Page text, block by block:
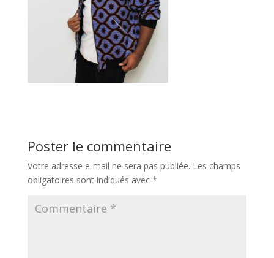
Poster le commentaire
Votre adresse e-mail ne sera pas publiée. Les champs
obligatoires sont indiqués avec *